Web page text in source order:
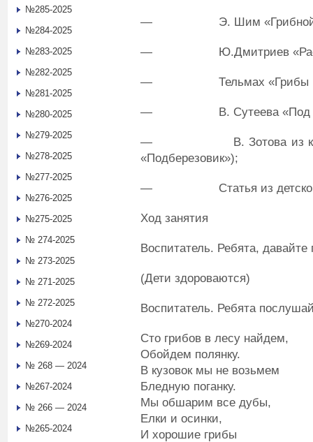
— Э. Шим «Грибной
— Ю.Дмитриев «Растут
— Тельмах «Грибы и
— В. Сутеева «Под
— В. Зотова из книги
«Подберезовик»);
— Статья из детской
Ход занятия
Воспитатель. Ребята,
(Дети здороваются)
Воспитатель. Ребята
Сто грибов в лесу найдем,
Обойдем полянку.
В кузовок мы не возьмем
Бледную поганку.
Мы обшарим все дубы,
Елки и осинки,
И хорошие грибы
№285-2025
№284-2025
№283-2025
№282-2025
№281-2025
№280-2025
№279-2025
№278-2025
№277-2025
№276-2025
№275-2025
№ 274-2025
№ 273-2025
№ 271-2025
№ 272-2025
№270-2024
№269-2024
№ 268 — 2024
№267-2024
№ 266 — 2024
№265-2024